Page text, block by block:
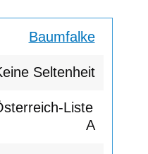
Baumfalke
Seltenheit
A